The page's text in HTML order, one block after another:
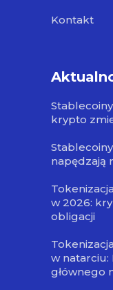
Kontakt
krypto
napędzają
w 2026:
obligacji
w natarciu:
głównego